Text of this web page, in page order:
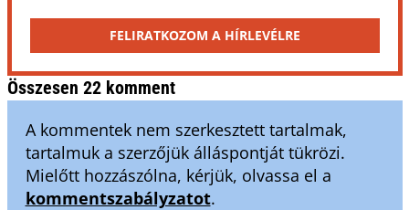
FELIRATKOZOM A HÍRLEVÉLRE
Összesen 22 komment
A kommentek nem szerkesztett tartalmak,
tartalmuk a szerzőjük álláspontját tükrözi.
Mielőtt hozzászólna, kérjük, olvassa el a
kommentszabályzatot.